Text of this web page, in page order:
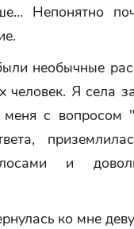
Непонятно
необычные
человек. Я села
меня с
и
ко мне